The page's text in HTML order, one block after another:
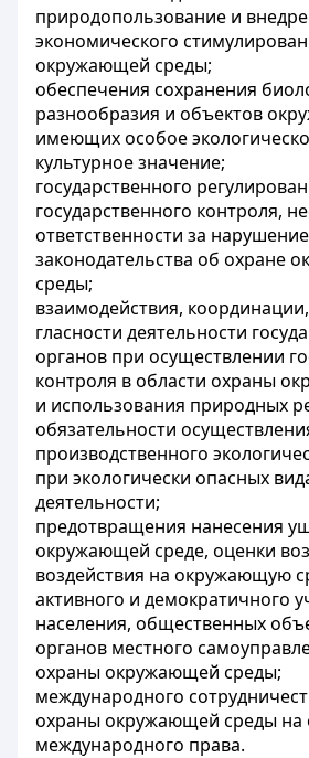
природопользование и
экономического
окружающей среды;
обеспечения сохранения
разнообразия и объектов
имеющих особое
культурное значение;
государственного
государственного контроля,
ответственности за нарушение
законодательства об охране
среды;
взаимодействия,
гласности деятельности
органов при осуществлении
контроля в области охраны
и использования природных
обязательности
производственного
при экологически опасных
деятельности;
предотвращения нанесения
окружающей среде, оценки
воздействия на окружающую
активного и демократичного
населения, общественных
органов местного
охраны окружающей среды;
международного
охраны окружающей среды на
международного права.